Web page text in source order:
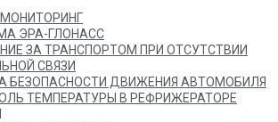
ЭРА-ГЛОНАСС
ЗА ТРАНСПОРТОМ ПРИ ОТСУТСТВИИ
СВЯЗИ
БЕЗОПАСНОСТИ ДВИЖЕНИЯ АВТОМОБИЛЯ
ТЕМПЕРАТУРЫ В РЕФРИЖЕРАТОРЕ